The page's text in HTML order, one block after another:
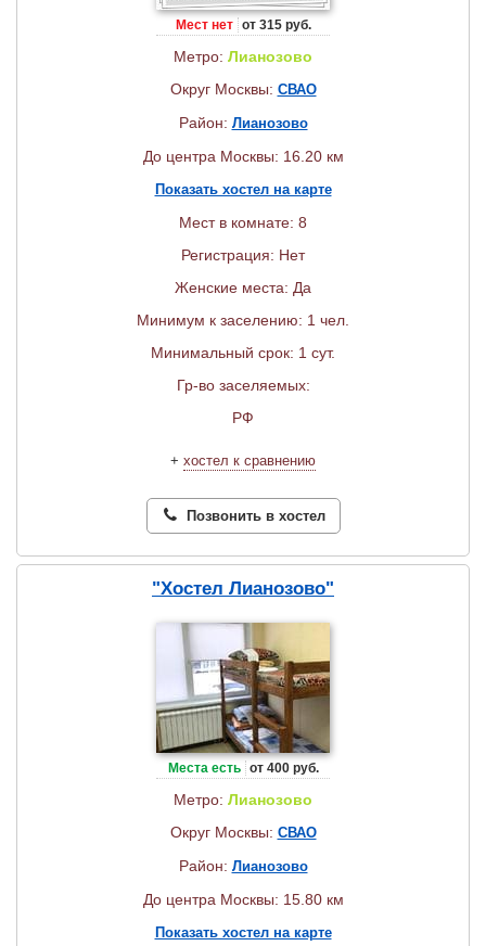
Мест нет от 315 руб.
Метро: Лианозово
Округ Москвы: СВАО
Район: Лианозово
До центра Москвы: 16.20 км
Показать хостел на карте
Мест в комнате: 8
Регистрация: Нет
Женские места: Да
Минимум к заселению: 1 чел.
Минимальный срок: 1 сут.
Гр-во заселяемых:
РФ
+ хостел к сравнению
Позвонить в хостел
"Хостел Лианозово"
Места есть от 400 руб.
Метро: Лианозово
Округ Москвы: СВАО
Район: Лианозово
До центра Москвы: 15.80 км
Показать хостел на карте